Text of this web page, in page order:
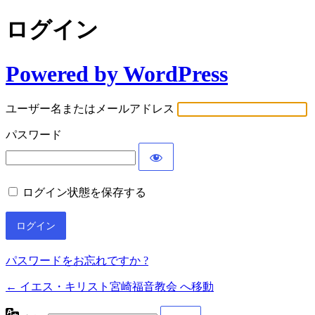
ログイン
Powered by WordPress
ユーザー名またはメールアドレス
パスワード
ログイン状態を保存する
パスワードをお忘れですか ?
← イエス・キリスト宮崎福音教会 へ移動